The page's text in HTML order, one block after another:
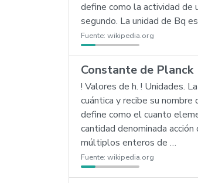
define como la actividad de
segundo. La unidad de Bq
Fuente: wikipedia.org
Constante de Planck
! Valores de h. ! Unidades.
cuántica y recibe su
define como el cuanto
cantidad denominada
múltiplos enteros de …
Fuente: wikipedia.org